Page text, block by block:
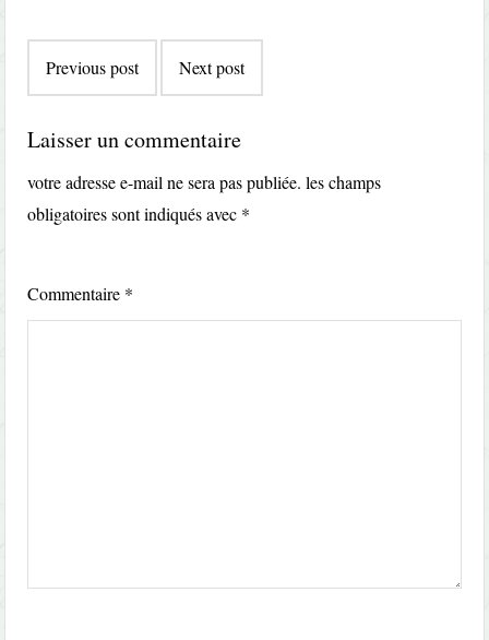
navigation
Previous post Next post
Laisser un commentaire
votre adresse e-mail ne sera pas publiée. les champs
obligatoires sont indiqués avec *
Commentaire *